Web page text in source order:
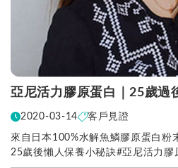
亞尼活力膠原蛋白｜25歲過
2020-03-14 客戶見證
來自日本100%水解魚鱗膠原蛋白粉
25歲後懶人保養小秘訣#亞尼活力